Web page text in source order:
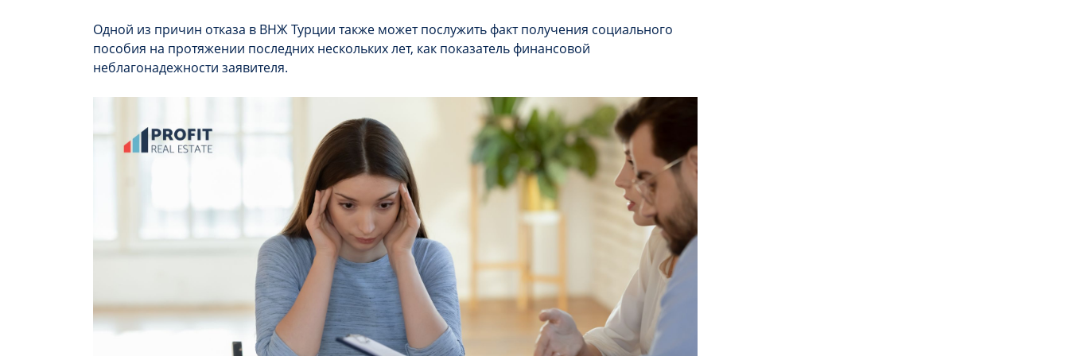
Одной из причин отказа в ВНЖ Турции также может послужить факт получения социального
пособия на протяжении последних нескольких лет, как показатель финансовой
неблагонадежности заявителя.